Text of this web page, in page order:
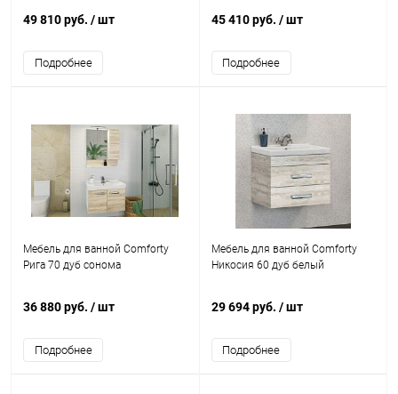
49 810 руб. / шт
Подробнее
45 410 руб. / шт
Подробнее
Мебель для ванной Comforty
Рига 70 дуб сонома
36 880 руб. / шт
Подробнее
Мебель для ванной Comforty
Никосия 60 дуб белый
29 694 руб. / шт
Подробнее